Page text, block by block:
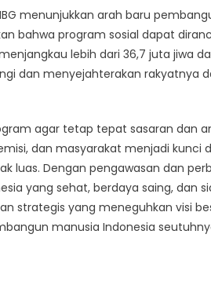
menunjukkan arah baru
bahwa program sosial dapat
lebih dari 36,7 juta jiwa
dan menyejahterakan rakyatnya
agar tetap tepat sasaran dan
dan masyarakat menjadi kunci
luas. Dengan pengawasan dan
yang sehat, berdaya saing, dan
strategis yang meneguhkan visi
manusia Indonesia